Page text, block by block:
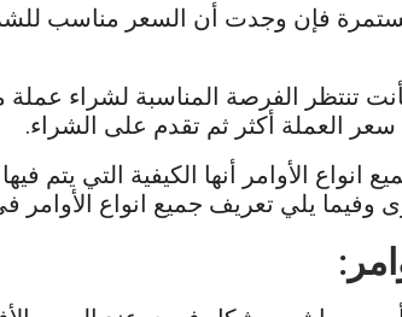
فإن وجدت أن السعر مناسب
تنتظر الفرصة المناسبة لشراء عملة
العملة أكثر ثم تقدم على الشراء.
انواع الأوامر أنها الكيفية التي
وفيما يلي تعريف جميع انواع